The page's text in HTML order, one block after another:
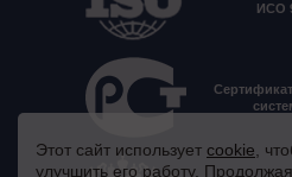
ИСО
Этот сайт использует cookie ,
улучшить его работу. Продолжая